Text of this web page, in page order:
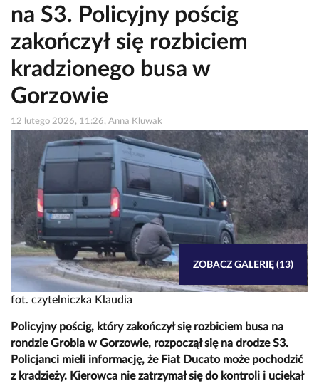
na S3. Policyjny pościg
zakończył się rozbiciem
kradzionego busa w
Gorzowie
12 lutego 2026, 11:26, Anna Kluwak
fot. czytelniczka Klaudia
ZOBACZ GALERIĘ (13)
Policyjny pościg, który zakończył się rozbiciem busa na
rondzie Grobla w Gorzowie, rozpoczął się na drodze S3.
Policjanci mieli informację, że Fiat Ducato może pochodzić
z kradzieży. Kierowca nie zatrzymał się do kontroli i uciekał